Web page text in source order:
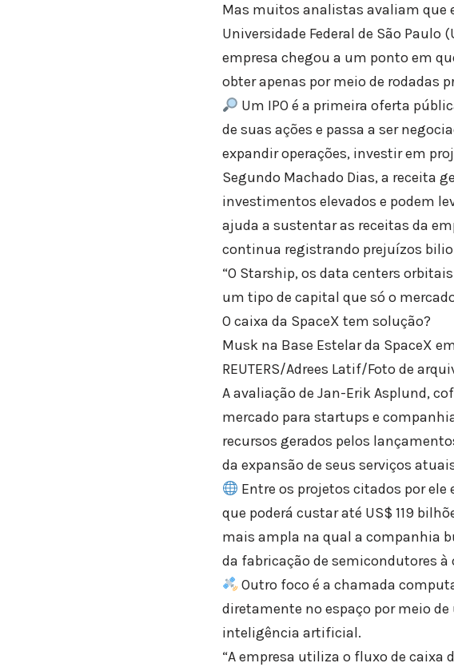
Mas muitos analistas avaliam que
Universidade Federal de São
empresa chegou a um ponto em
obter apenas por meio de rodadas
Um IPO é a primeira oferta
de suas ações e passa a ser
expandir operações, investir em
Segundo Machado Dias, a receita
investimentos elevados e podem
ajuda a sustentar as receitas da
continua registrando prejuízos
“O Starship, os data centers
um tipo de capital que só o
O caixa da SpaceX tem solução?
Musk na Base Estelar da SpaceX
REUTERS/Adrees Latif/Foto de
A avaliação de Jan-Erik Asplund,
mercado para startups e
recursos gerados pelos
da expansão de seus serviços
Entre os projetos citados por ele
que poderá custar até US$ 119
mais ampla na qual a companhia
da fabricação de semicondutores à
Outro foco é a chamada
diretamente no espaço por meio
inteligência artificial.
“A empresa utiliza o fluxo de